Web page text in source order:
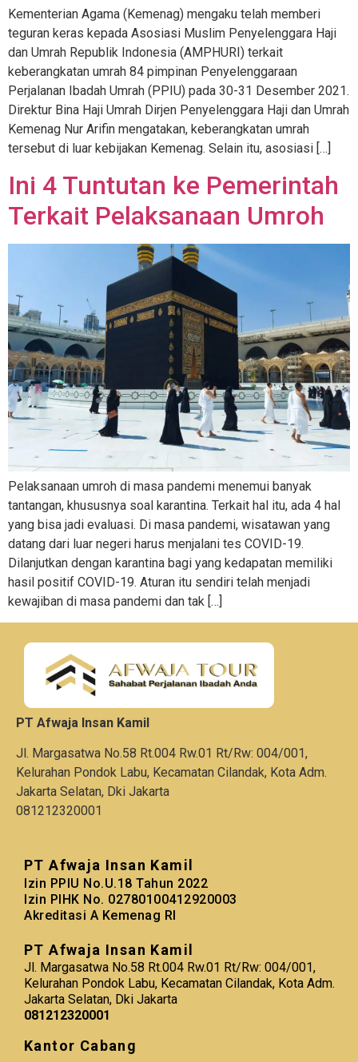
Kementerian Agama (Kemenag) mengaku telah memberi
teguran keras kepada Asosiasi Muslim Penyelenggara Haji
dan Umrah Republik Indonesia (AMPHURI) terkait
keberangkatan umrah 84 pimpinan Penyelenggaraan
Perjalanan Ibadah Umrah (PPIU) pada 30-31 Desember 2021.
Direktur Bina Haji Umrah Dirjen Penyelenggara Haji dan Umrah
Kemenag Nur Arifin mengatakan, keberangkatan umrah
tersebut di luar kebijakan Kemenag. Selain itu, asosiasi […]
Ini 4 Tuntutan ke Pemerintah
Terkait Pelaksanaan Umroh
Pelaksanaan umroh di masa pandemi menemui banyak
tantangan, khususnya soal karantina. Terkait hal itu, ada 4 hal
yang bisa jadi evaluasi. Di masa pandemi, wisatawan yang
datang dari luar negeri harus menjalani tes COVID-19.
Dilanjutkan dengan karantina bagi yang kedapatan memiliki
hasil positif COVID-19. Aturan itu sendiri telah menjadi
kewajiban di masa pandemi dan tak […]
PT Afwaja Insan Kamil
Jl. Margasatwa No.58 Rt.004 Rw.01 Rt/Rw: 004/001,
Kelurahan Pondok Labu, Kecamatan Cilandak, Kota Adm.
Jakarta Selatan, Dki Jakarta
081212320001
PT Afwaja Insan Kamil
Izin PPIU No.U.18 Tahun 2022
Izin PIHK No. 02780100412920003
Akreditasi A Kemenag RI
PT Afwaja Insan Kamil
Jl. Margasatwa No.58 Rt.004 Rw.01 Rt/Rw: 004/001,
Kelurahan Pondok Labu, Kecamatan Cilandak, Kota Adm.
Jakarta Selatan, Dki Jakarta
081212320001
Kantor Cabang